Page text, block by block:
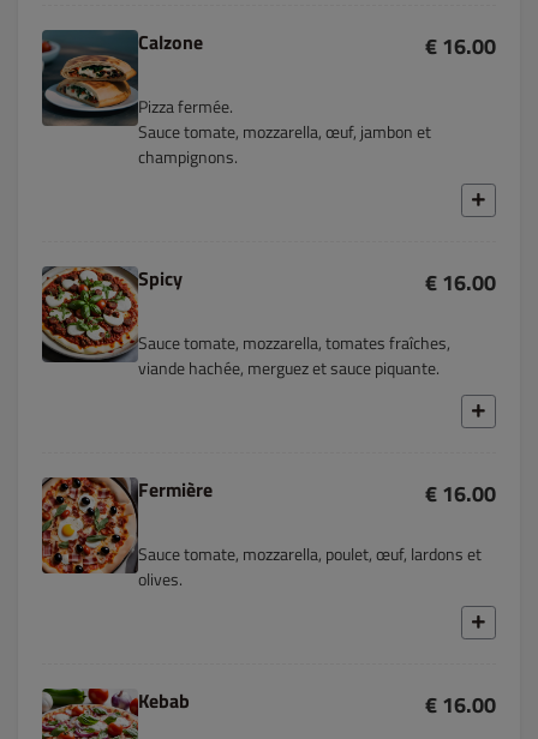
Calzone € 16.00
Pizza fermée.
Sauce tomate, mozzarella, œuf, jambon et
champignons.
Spicy € 16.00
Sauce tomate, mozzarella, tomates fraîches,
viande hachée, merguez et sauce piquante.
Fermière € 16.00
Sauce tomate, mozzarella, poulet, œuf, lardons et
olives.
Kebab € 16.00